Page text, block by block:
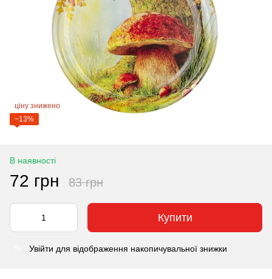
ціну знижено
−13%
В наявності
72 грн 83 грн
Купити
Увійти для відображення накопичувальної знижки